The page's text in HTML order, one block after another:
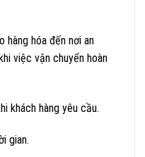
hàng hóa đến nơi an
việc vận chuyển hoàn
khách hàng yêu cầu.
gian.